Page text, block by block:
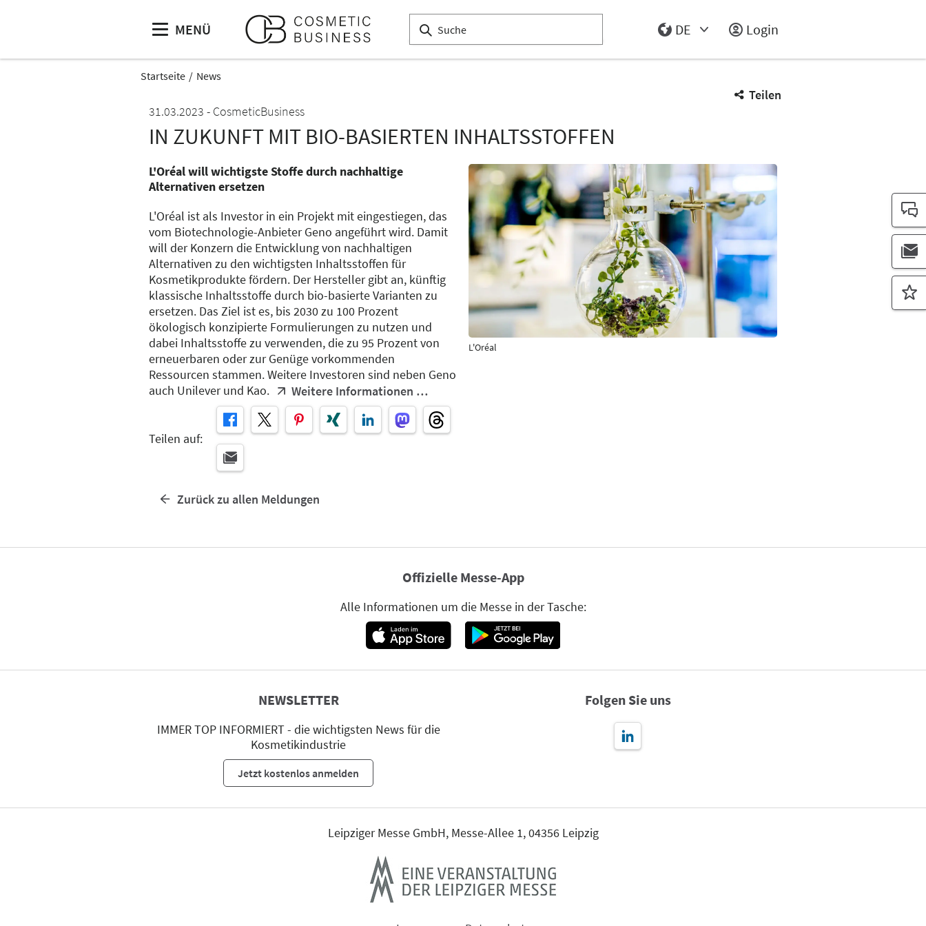
MENÜ
DE
Login
Startseite News
Teilen
31.03.2023
CosmeticBusiness
IN ZUKUNFT MIT BIO-BASIERTEN INHALTSSTOFFEN
L'Oréal will wichtigste Stoffe durch nachhaltige
Alternativen ersetzen
L'Oréal ist als Investor in ein Projekt mit eingestiegen, das
vom Biotechnologie-Anbieter Geno angeführt wird. Damit
will der Konzern die Entwicklung von nachhaltigen
Alternativen zu den wichtigsten Inhaltsstoffen für
Kosmetikprodukte fördern. Der Hersteller gibt an, künftig
klassische Inhaltsstoffe durch bio-basierte Varianten zu
ersetzen. Das Ziel ist es, bis 2030 zu 100 Prozent
ökologisch konzipierte Formulierungen zu nutzen und
dabei Inhaltsstoffe zu verwenden, die zu 95 Prozent von
erneuerbaren oder zur Genüge vorkommenden
Ressourcen stammen. Weitere Investoren sind neben Geno
auch Unilever und Kao.
Weitere Informationen …
Teilen auf:
L'Oréal
Zurück zu allen Meldungen
Offizielle Messe-App
Alle Informationen um die Messe in der Tasche:
NEWSLETTER
IMMER TOP INFORMIERT - die wichtigsten News für die
Kosmetikindustrie
Jetzt kostenlos anmelden
Folgen Sie uns
Leipziger Messe GmbH, Messe-Allee 1, 04356 Leipzig